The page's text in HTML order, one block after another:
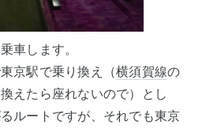
車します。
京駅で乗り換え（横須賀線の
えたら座れないので）とし
ルートですが、それでも東京